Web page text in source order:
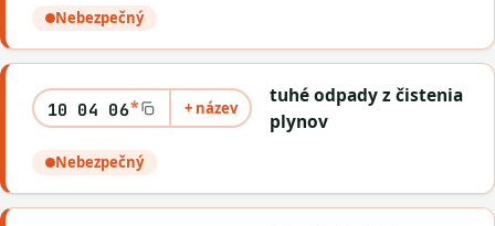
Nebezpečný
10 04 06* + název
tuhé odpady z čistenia
plynov
Nebezpečný